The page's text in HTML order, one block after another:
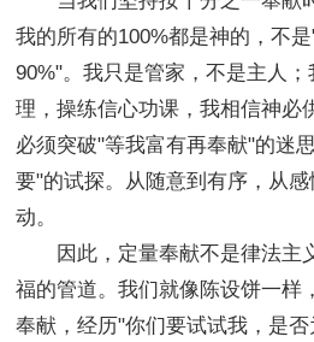
我的所有的100%都是神的，不
90%"。我只是管家，不是主人
理，操练信心功课，我相信神必
必须突破"等我富有再奉献"的迷
要"的试探。从随意到有序，从
动。
因此，定量奉献不是律法主
福的管道。我们就像陈设饼一样
奉献，经历"你们要试试我，是